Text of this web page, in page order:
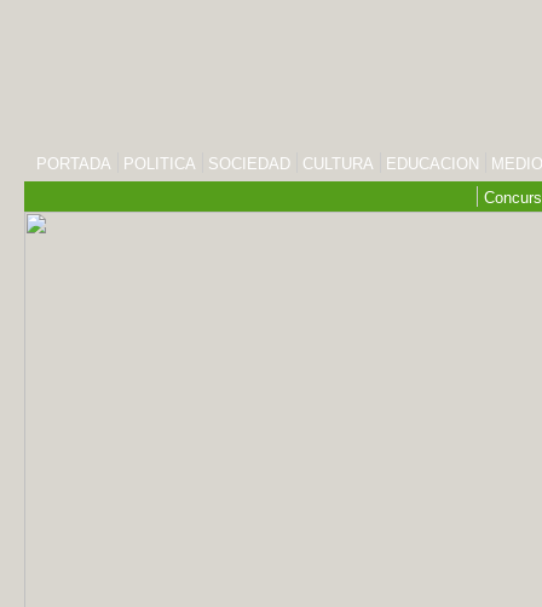
PORTADA POLITICA SOCIEDAD CULTURA EDUCACION